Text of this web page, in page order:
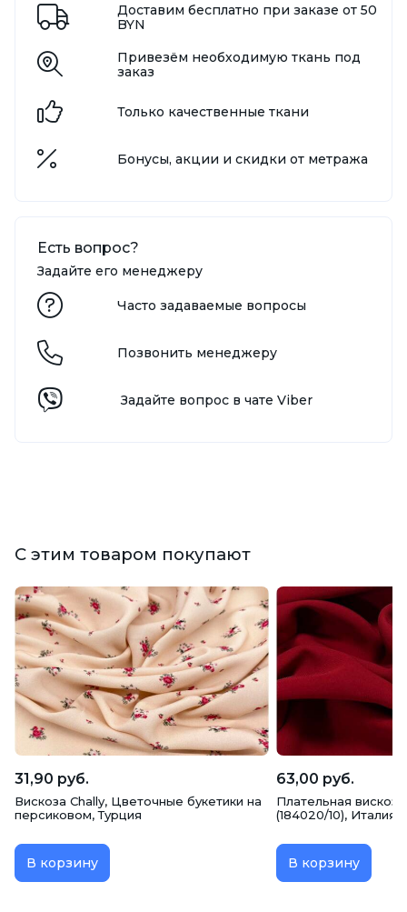
Доставим бесплатно при заказе от 50
BYN
Привезём необходимую ткань под
заказ
Только качественные ткани
Бонусы, акции и скидки от метража
Есть вопрос?
Задайте его менеджеру
Часто задаваемые вопросы
Позвонить менеджеру
Задайте вопрос в чате Viber
С этим товаром покупают
31,90 руб.
Вискоза Chally, Цветочные букетики на
персиковом, Турция
В корзину
63,00 руб.
Плательная
(184020/10), Италия
В корзину